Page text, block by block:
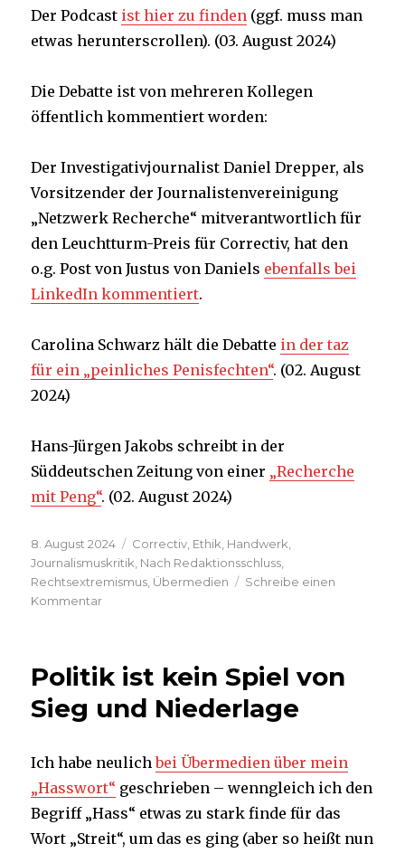
Der Podcast ist hier zu finden (ggf. muss man
etwas herunterscrollen). (03. August 2024)
Die Debatte ist von mehreren Kollegen
öffentlich kommentiert worden:
Der Investigativjournalist Daniel Drepper, als
Vorsitzender der Journalistenvereinigung
„Netzwerk Recherche“ mitverantwortlich für
den Leuchtturm-Preis für Correctiv, hat den
o.g. Post von Justus von Daniels ebenfalls bei
LinkedIn kommentiert.
Carolina Schwarz hält die Debatte in der taz
für ein „peinliches Penisfechten“. (02. August
2024)
Hans-Jürgen Jakobs schreibt in der
Süddeutschen Zeitung von einer „Recherche
mit Peng“. (02. August 2024)
Veröffentlicht
am
8. August 2024 Kategorien
Correctiv Ethik Handwerk
Journalismuskritik Nach Redaktionsschluss
Rechtsextremismus Übermedien
Schreibe einen
Kommentarzu
die
Recherche
Kritik?
Politik ist kein Spiel von
Sieg und Niederlage
Ich habe neulichbei Übermedien über mein
„Hasswort“ geschrieben – wenngleich ich den
Begriff „Hass“ etwas zu stark finde für das
Wort „Streit“, um das es ging (aber so heißt nun